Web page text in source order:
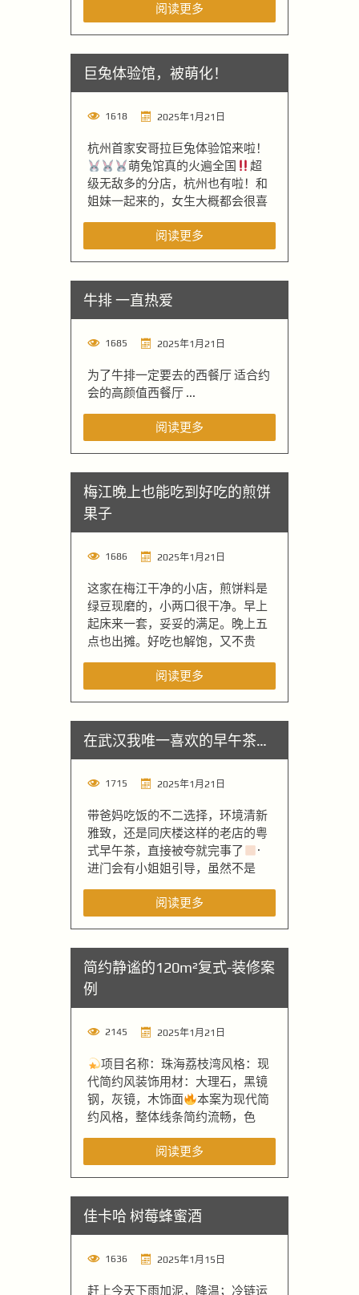
阅读更多
巨兔体验馆，被萌化！
1618 2025年1月21日
杭州首家安哥拉巨兔体验馆来啦！
萌兔馆真的火遍全国
超
级无敌多的分店，杭州也有啦！和
姐妹一起来的，女生大概都会很喜
阅读更多
牛排 一直热爱
1685 2025年1月21日
为了牛排一定要去的西餐厅 适合约
会的高颜值西餐厅 ...
阅读更多
梅江晚上也能吃到好吃的煎饼
果子
1686 2025年1月21日
这家在梅江干净的小店，煎饼料是
绿豆现磨的，小两口很干净。早上
起床来一套，妥妥的满足。晚上五
点也出摊。好吃也解饱，又不贵
阅读更多
在武汉我唯一喜欢的早午茶…
1715 2025年1月21日
带爸妈吃饭的不二选择，环境清新
雅致，还是同庆楼这样的老店的粤
式早午茶，直接被夸就完事了
·
进门会有小姐姐引导，虽然不是
阅读更多
简约静谧的120m²复式-装修案
例
2145 2025年1月21日
项目名称：珠海荔枝湾风格：现
代简约风装饰用材：大理石，黑镜
钢，灰镜，木饰面
本案为现代简
约风格，整体线条简约流畅，色
阅读更多
佳卡哈 树莓蜂蜜酒
1636 2025年1月15日
赶上今天下雨加泥，降温；冷链运